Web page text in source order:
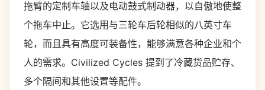
拖臂的定制车轴以及电动鼓式制动器，以自傲地使整
个拖车中止。它选用与三轮车后轮相似的八英寸车
轮，而且具有高度可装备性，能够满意各种企业和个
人的需求。Civilized Cycles 提到了冷藏货品贮存、
多个隔间和其他设置等配件。